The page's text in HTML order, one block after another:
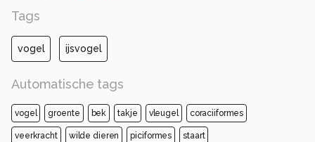
Tags
vogel ijsvogel
Automatische tags
vogel groente bek takje vleugel coraciiformes
veerkracht wilde dieren piciformes staart